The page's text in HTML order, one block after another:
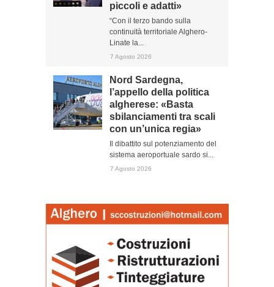
piccoli e adatti»
“Con il terzo bando sulla
continuità territoriale Alghero-
Linate la...
7 Agosto 2026
Nord Sardegna,
l’appello della politica
algherese: «Basta
sbilanciamenti tra scali
con un’unica regia»
Il dibattito sul potenziamento del
sistema aeroportuale sardo si...
7 Agosto 2026